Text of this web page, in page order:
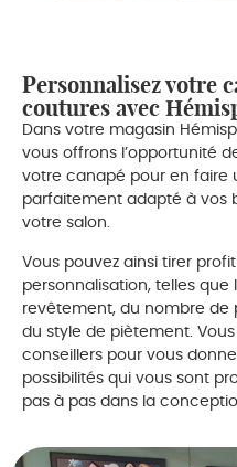
Personnalisez votre
coutures avec
Dans votre magasin
vous offrons l’opportunité
votre canapé pour en faire
parfaitement adapté à vos
votre salon.
Vous pouvez ainsi tirer
personnalisation, telles que
revêtement, du nombre de
du style de piètement.
conseillers pour vous
possibilités qui vous sont
pas à pas dans la